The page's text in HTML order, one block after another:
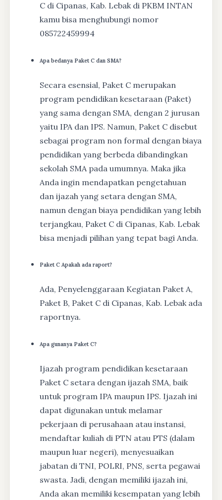
C di Cipanas, Kab. Lebak di PKBM INTAN
kamu bisa menghubungi nomor
085722459994
Apa bedanya Paket C dan SMA?
Secara esensial, Paket C merupakan
program pendidikan kesetaraan (Paket)
yang sama dengan SMA, dengan 2 jurusan
yaitu IPA dan IPS. Namun, Paket C disebut
sebagai program non formal dengan biaya
pendidikan yang berbeda dibandingkan
sekolah SMA pada umumnya. Maka jika
Anda ingin mendapatkan pengetahuan
dan ijazah yang setara dengan SMA,
namun dengan biaya pendidikan yang lebih
terjangkau, Paket C di Cipanas, Kab. Lebak
bisa menjadi pilihan yang tepat bagi Anda.
Paket C Apakah ada raport?
Ada, Penyelenggaraan Kegiatan Paket A,
Paket B, Paket C di Cipanas, Kab. Lebak ada
raportnya.
Apa gunanya Paket C?
Ijazah program pendidikan kesetaraan
Paket C setara dengan ijazah SMA, baik
untuk program IPA maupun IPS. Ijazah ini
dapat digunakan untuk melamar
pekerjaan di perusahaan atau instansi,
mendaftar kuliah di PTN atau PTS (dalam
maupun luar negeri), menyesuaikan
jabatan di TNI, POLRI, PNS, serta pegawai
swasta. Jadi, dengan memiliki ijazah ini,
Anda akan memiliki kesempatan yang lebih